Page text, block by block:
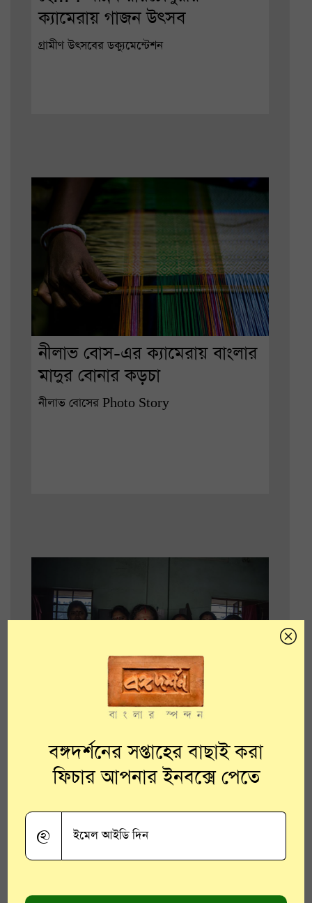
ক্যামেরায় গাজন উৎসব
গ্রামীণ উৎসবের ডক্যুমেন্টেশন
নীলাভ বোস-এর ক্যামেরায় বাংলার
মাদুর বোনার কড়চা
নীলাভ বোসের Photo Story
The Nachni Chronicles:
নাচনিদের জীবন নিয়ে অভিজিৎ
চক্রবর্তীর ফটোগ্রাফিক জার্নি
বঙ্গদর্শনের সপ্তাহের বাছাই করা
ফিচার আপনার ইনবক্সে পেতে
@